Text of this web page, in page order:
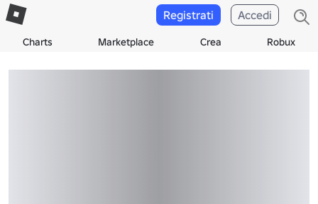
Charts Marketplace Crea Robux
Registrati Accedi